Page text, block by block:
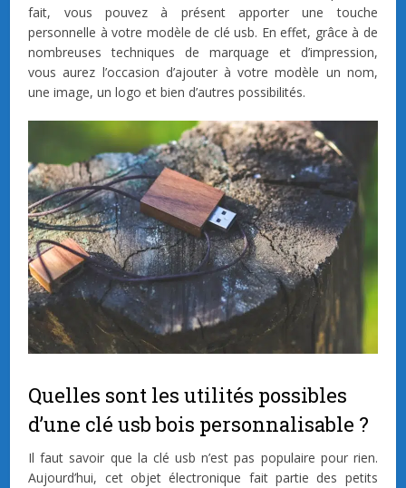
fait, vous pouvez à présent apporter une touche
personnelle à votre modèle de clé usb. En effet, grâce à de
nombreuses techniques de marquage et d’impression,
vous aurez l’occasion d’ajouter à votre modèle un nom,
une image, un logo et bien d’autres possibilités.
Quelles sont les utilités possibles
d’une clé usb bois personnalisable ?
Il faut savoir que la clé usb n’est pas populaire pour rien.
Aujourd’hui, cet objet électronique fait partie des petits